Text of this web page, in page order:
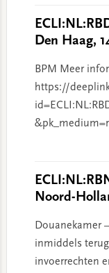
Den Haag,
BPM Meer
https://
Noord-
Douanekamer
inmiddels
invoerrechten